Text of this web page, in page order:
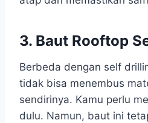
3. Baut Rooftop
Berbeda dengan self
tidak bisa menembus
sendirinya. Kamu perlu
dulu. Namun, baut ini